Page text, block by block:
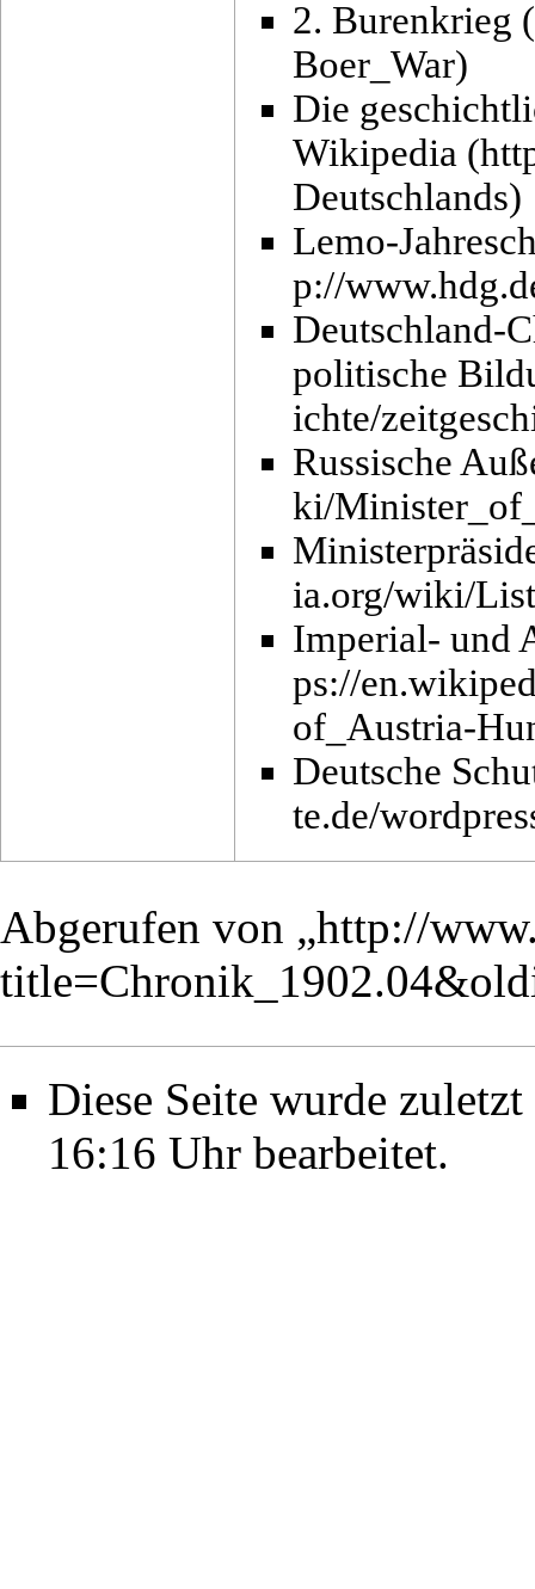
2. Burenkrieg
Die
Wikipedia
Lemo-
Deutschland-
politische
Russische
Imperial- und
Deutsche
Abgerufen von „http://
Diese Seite wurde
16:16 Uhr bearbeitet.